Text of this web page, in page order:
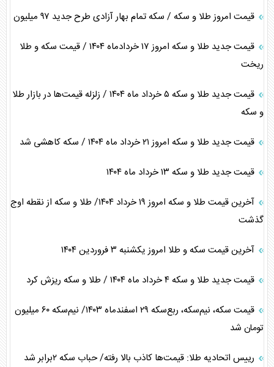
قیمت امروز طلا و سکه / سکه تمام بهار آزادی طرح جدید ۹۷ میلیون
قیمت جدید طلا و سکه امروز ۱۷ خردادماه ۱۴۰۴ / قیمت سکه و طلا
ریخت
قیمت جدید طلا و سکه ۵ خرداد ماه ۱۴۰۴ / زلزله قیمت‌ها در بازار طلا
و سکه
قیمت جدید طلا و سکه امروز ۲۱ خرداد ماه ۱۴۰۴ / سکه کاهشی شد
قیمت جدید طلا و سکه ۱۳ خرداد ماه ۱۴۰۴
آخرین قیمت طلا و سکه امروز ۱۹ خرداد ۱۴۰۴/ طلا و سکه از نقطه اوج
گذشت
آخرین قیمت سکه و طلا امروز یکشنبه ۳ فروردین ۱۴۰۴
قیمت جدید طلا و سکه ۴ خرداد ماه ۱۴۰۴ / طلا و سکه ریزش کرد
قیمت سکه، نیم‌سکه، ربع‌سکه ۲۹ اسفندماه ۱۴۰۳/ نیم‌سکه ۶۰ میلیون
تومان شد
رییس اتحادیه طلا: قیمت‌ها کاذب بالا رفته/ حباب سکه ۲برابر شد